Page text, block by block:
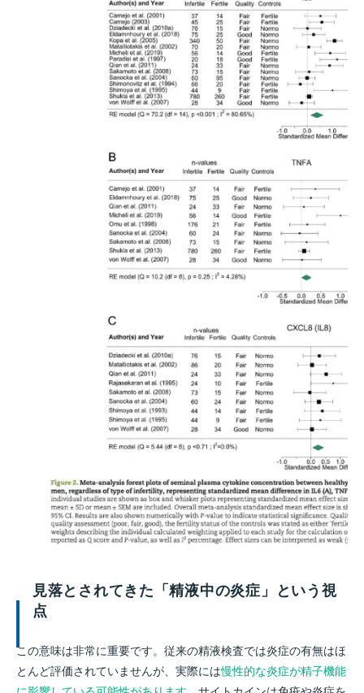
見落とされてきた「精液中の炎症」という視
点
この意味は非常に重要です。従来の精液検査では炎症の有無はほ
とんど評価されていませんが、実際には慢性的な炎症が精子機能